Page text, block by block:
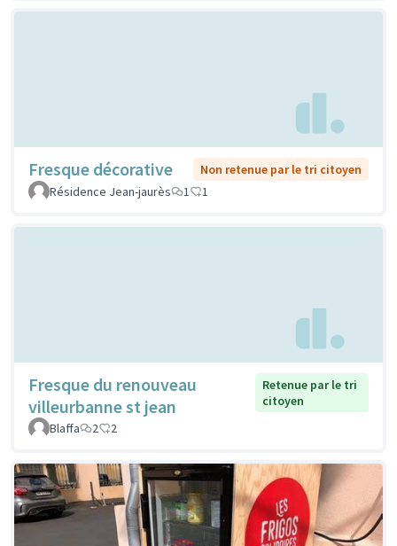
Fresque décorative
Non retenue par le tri citoyen
Résidence Jean-jaurès
1 1
Fresque du renouveau
villeurbanne st jean
Retenue par le tri
citoyen
Blaffa
2 2